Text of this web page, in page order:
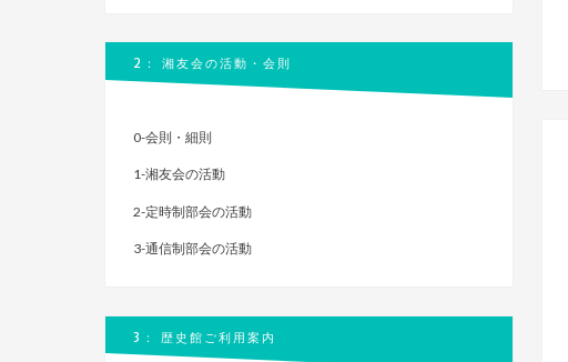
2： 湘友会の活動・会則
0-会則・細則
1-湘友会の活動
2-定時制部会の活動
3-通信制部会の活動
3： 歴史館ご利用案内